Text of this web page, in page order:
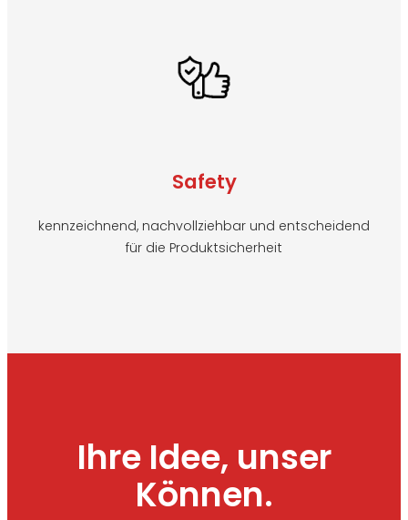
Safety
kennzeichnend, nachvollziehbar und entscheidend
für die Produktsicherheit
Ihre Idee, unser
Können.